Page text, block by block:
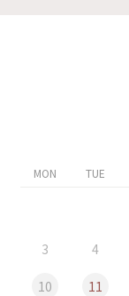
MON TUE
3 4
10 11